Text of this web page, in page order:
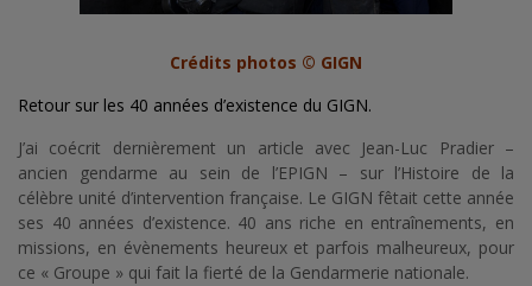
Crédits photos © GIGN
Retour sur les 40 années d’existence du GIGN.
J’ai coécrit dernièrement un article avec Jean-Luc Pradier –
ancien gendarme au sein de l’EPIGN – sur l’Histoire de la
célèbre unité d’intervention française. Le GIGN fêtait cette année
ses 40 années d’existence. 40 ans riche en entraînements, en
missions, en évènements heureux et parfois malheureux, pour
ce « Groupe » qui fait la fierté de la Gendarmerie nationale.